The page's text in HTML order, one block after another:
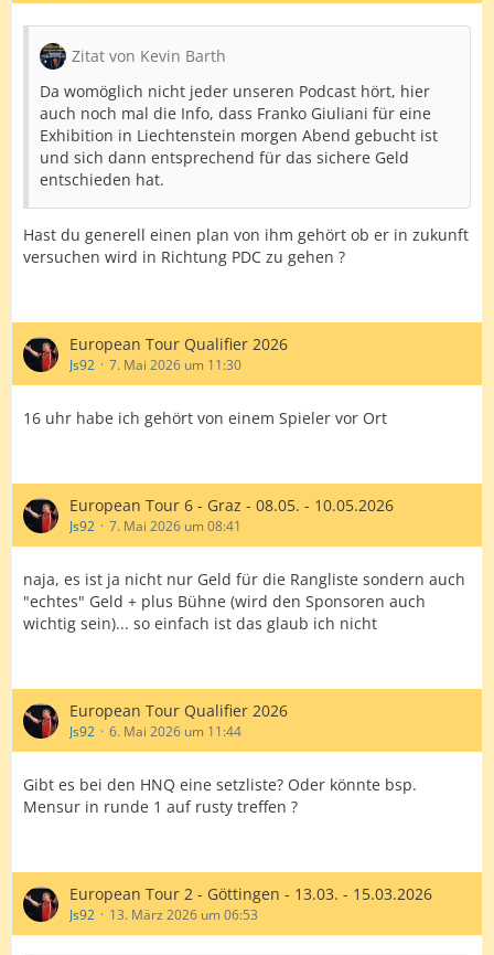
Zitat von Kevin Barth
Da womöglich nicht jeder unseren Podcast hört, hier
auch noch mal die Info, dass Franko Giuliani für eine
Exhibition in Liechtenstein morgen Abend gebucht ist
und sich dann entsprechend für das sichere Geld
entschieden hat.
Hast du generell einen plan von ihm gehört ob er in zukunft
versuchen wird in Richtung PDC zu gehen ?
European Tour Qualifier 2026
Js92 7. Mai 2026 um 11:30
16 uhr habe ich gehört von einem Spieler vor Ort
European Tour 6 - Graz - 08.05. - 10.05.2026
Js92 7. Mai 2026 um 08:41
naja, es ist ja nicht nur Geld für die Rangliste sondern auch
"echtes" Geld + plus Bühne (wird den Sponsoren auch
wichtig sein)... so einfach ist das glaub ich nicht
European Tour Qualifier 2026
Js92 6. Mai 2026 um 11:44
Gibt es bei den HNQ eine setzliste? Oder könnte bsp.
Mensur in runde 1 auf rusty treffen ?
European Tour 2 - Göttingen - 13.03. - 15.03.2026
Js92 13. März 2026 um 06:53